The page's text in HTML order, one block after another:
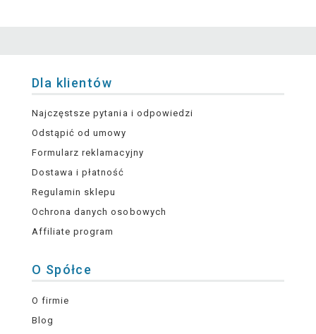
Dla klientów
Najczęstsze pytania i odpowiedzi
Odstąpić od umowy
Formularz reklamacyjny
Dostawa i płatność
Regulamin sklepu
Ochrona danych osobowych
Affiliate program
O Spółce
O firmie
Blog